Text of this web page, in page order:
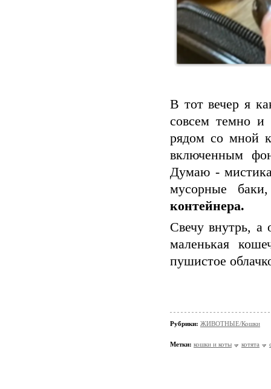
В тот вечер я
совсем темно и
рядом со мной
включенным
Думаю -
мусорные
контейнера.
Свечу внутрь, а
маленькая
пушистое
Рубрики: ЖИВОТНЫЕ/Кошки
Метки: кошки и коты котята